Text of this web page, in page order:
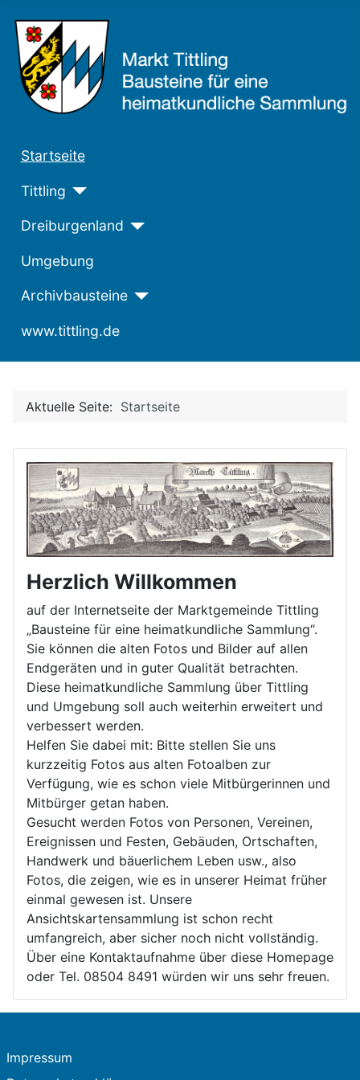
Startseite
Tittling
Dreiburgenland
Umgebung
Archivbausteine
www.tittling.de
Aktuelle Seite: Startseite
Herzlich Willkommen
auf der Internetseite der Marktgemeinde Tittling
„Bausteine für eine heimatkundliche Sammlung“.
Sie können die alten Fotos und Bilder auf allen
Endgeräten und in guter Qualität betrachten.
Diese heimatkundliche Sammlung über Tittling
und Umgebung soll auch weiterhin erweitert und
verbessert werden.
Helfen Sie dabei mit: Bitte stellen Sie uns
kurzzeitig Fotos aus alten Fotoalben zur
Verfügung, wie es schon viele Mitbürgerinnen und
Mitbürger getan haben.
Gesucht werden Fotos von Personen, Vereinen,
Ereignissen und Festen, Gebäuden, Ortschaften,
Handwerk und bäuerlichem Leben usw., also
Fotos, die zeigen, wie es in unserer Heimat früher
einmal gewesen ist. Unsere
Ansichtskartensammlung ist schon recht
umfangreich, aber sicher noch nicht vollständig.
Über eine Kontaktaufnahme über diese Homepage
oder Tel. 08504 8491 würden wir uns sehr freuen.
Impressum